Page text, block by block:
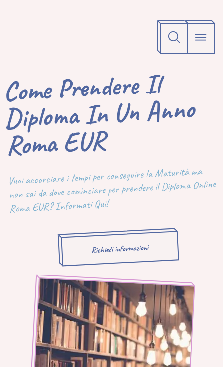
Come Prendere Il
Diploma In Un Anno
Roma EUR
Vuoi accorciare i tempi per conseguire la Maturità ma
non sai da dove cominciare per prendere il Diploma Online
Roma EUR? Informati Qui!
Richiedi informazioni